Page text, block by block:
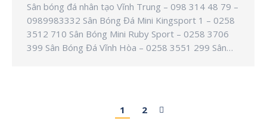
Sân bóng đá nhân tạo Vĩnh Trung – 098 314 48 79 –
0989983332 Sân Bóng Đá Mini Kingsport 1 – 0258
3512 710 Sân Bóng Mini Ruby Sport – 0258 3706
399 Sân Bóng Đá Vĩnh Hòa – 0258 3551 299 Sân…
1 2